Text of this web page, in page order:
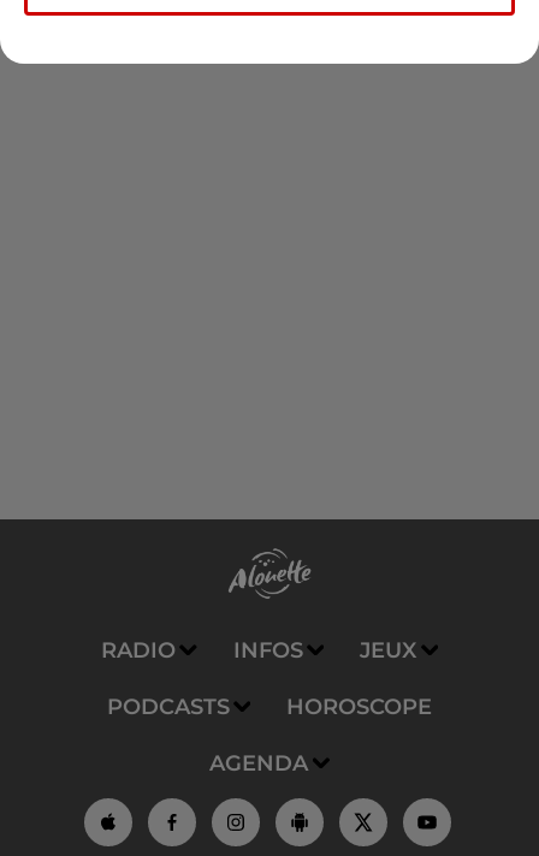
RADIO INFOS JEUX
PODCASTS HOROSCOPE
AGENDA